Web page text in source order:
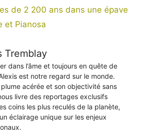
de 2 200 ans dans une épave
et Pianosa
Tremblay
dans l’âme et toujours en quête de
est notre regard sur le monde.
acérée et son objectivité sans
livre des reportages exclusifs
coins les plus reculés de la planète,
éclairage unique sur les enjeux